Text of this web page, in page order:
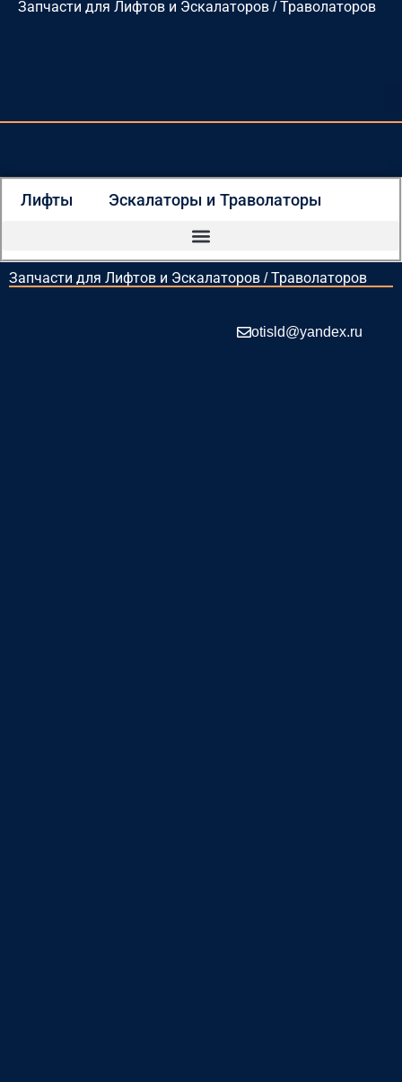
Перейти
Запчасти для Лифтов и Эскалаторов / Траволаторов
Лифты Эскалаторы и Траволаторы
Запчасти для Лифтов и Эскалаторов / Траволаторов
otisld@yandex.ru